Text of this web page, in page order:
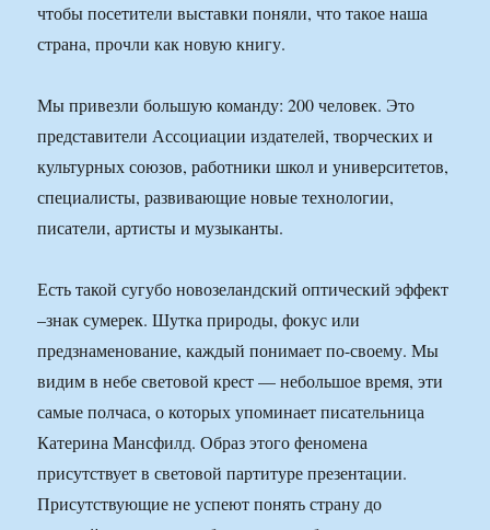
чтобы посетители выставки поняли, что такое наша
страна, прочли как новую книгу.
Мы привезли большую команду: 200 человек. Это
представители Ассоциации издателей, творческих и
культурных союзов, работники школ и университетов,
специалисты, развивающие новые технологии,
писатели, артисты и музыканты.
Есть такой сугубо новозеландский оптический эффект
–знак сумерек. Шутка природы, фокус или
предзнаменование, каждый понимает по-своему. Мы
видим в небе световой крест — небольшое время, эти
самые полчаса, о которых упоминает писательница
Катерина Мансфилд. Образ этого феномена
присутствует в световой партитуре презентации.
Присутствующие не успеют понять страну до